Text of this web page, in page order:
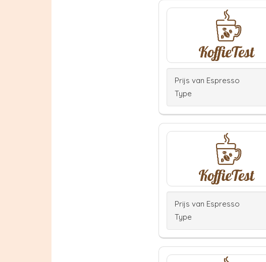
Prijs van Espresso
Type
Prijs van Espresso
Type